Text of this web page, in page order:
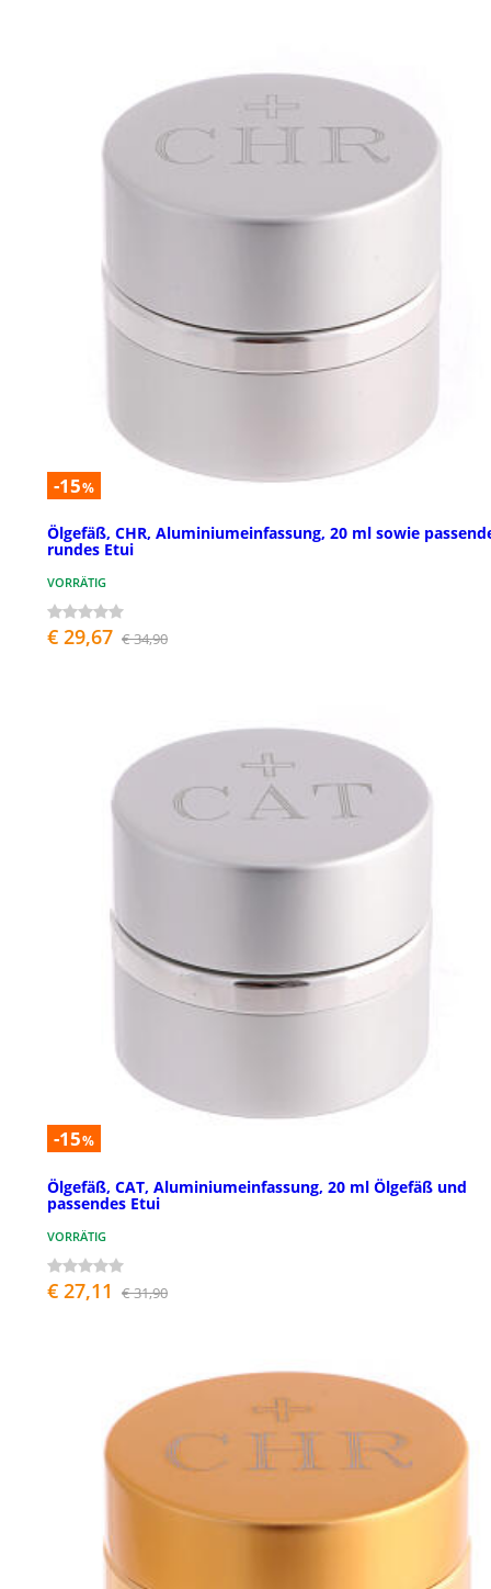
-15%
Ölgefäß, CHR, Aluminiumeinfassung, 20 ml sowie
rundes Etui
VORRÄTIG
€ 29,67 € 34,90
-15%
Ölgefäß, CAT, Aluminiumeinfassung, 20 ml Ölgefäß und
passendes Etui
VORRÄTIG
€ 27,11 € 31,90